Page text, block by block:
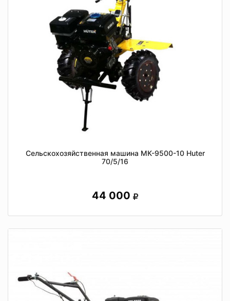
Сельскохозяйственная машина МК-9500-10 Huter
70/5/16
44 000